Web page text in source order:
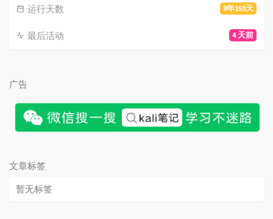
9年193天
运行天数
4 天前
最后活动
广告
文章标签
暂无标签